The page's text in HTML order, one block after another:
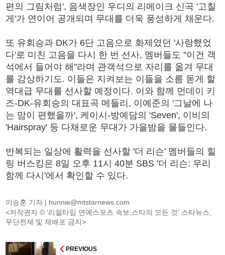
편의 그림처럼', 음색장인 우디의 리메이크 신곡 '고칠
게'가 연이어 공개되며 무대를 더욱 풍성하게 채운다.
또 유회승과 DK가 6단 고음으로 화제였던 '사랑했었
다'로 미친 고음을 다시 한 번 선사, 멤버들도 "이건 객
석에서 들어야 해"라며 관객석으로 자리를 옮겨 무대
를 감상하기도. 이들은 지켜보는 이들을 소름 돋게 할
역대급 무대를 선사할 예정이다. 이와 함께 먼데이 키
즈-DK-유회승의 대표곡 메들리, 이예준의 '그날에 나
는 맘이 편했을까', 케이시-방예담의 'Seven', 이비의
'Hairspray' 등 다채로운 무대가 가을밤을 물들인다.
반복되는 일상에 활력을 선사할 '더 리슨' 멤버들의 힐
링 버스킹은 8일 오후 11시 40분 SBS '더 리슨: 우리
함께 다시'에서 확인할 수 있다.
이승훈 기자 | hunnie@mtstarnews.com
<저작권자 © ‘리얼타임 연예스포츠 속보,스타의 모든 것’ 스타뉴스,
무단전재 및 재배포 금지>
PREVIOUS